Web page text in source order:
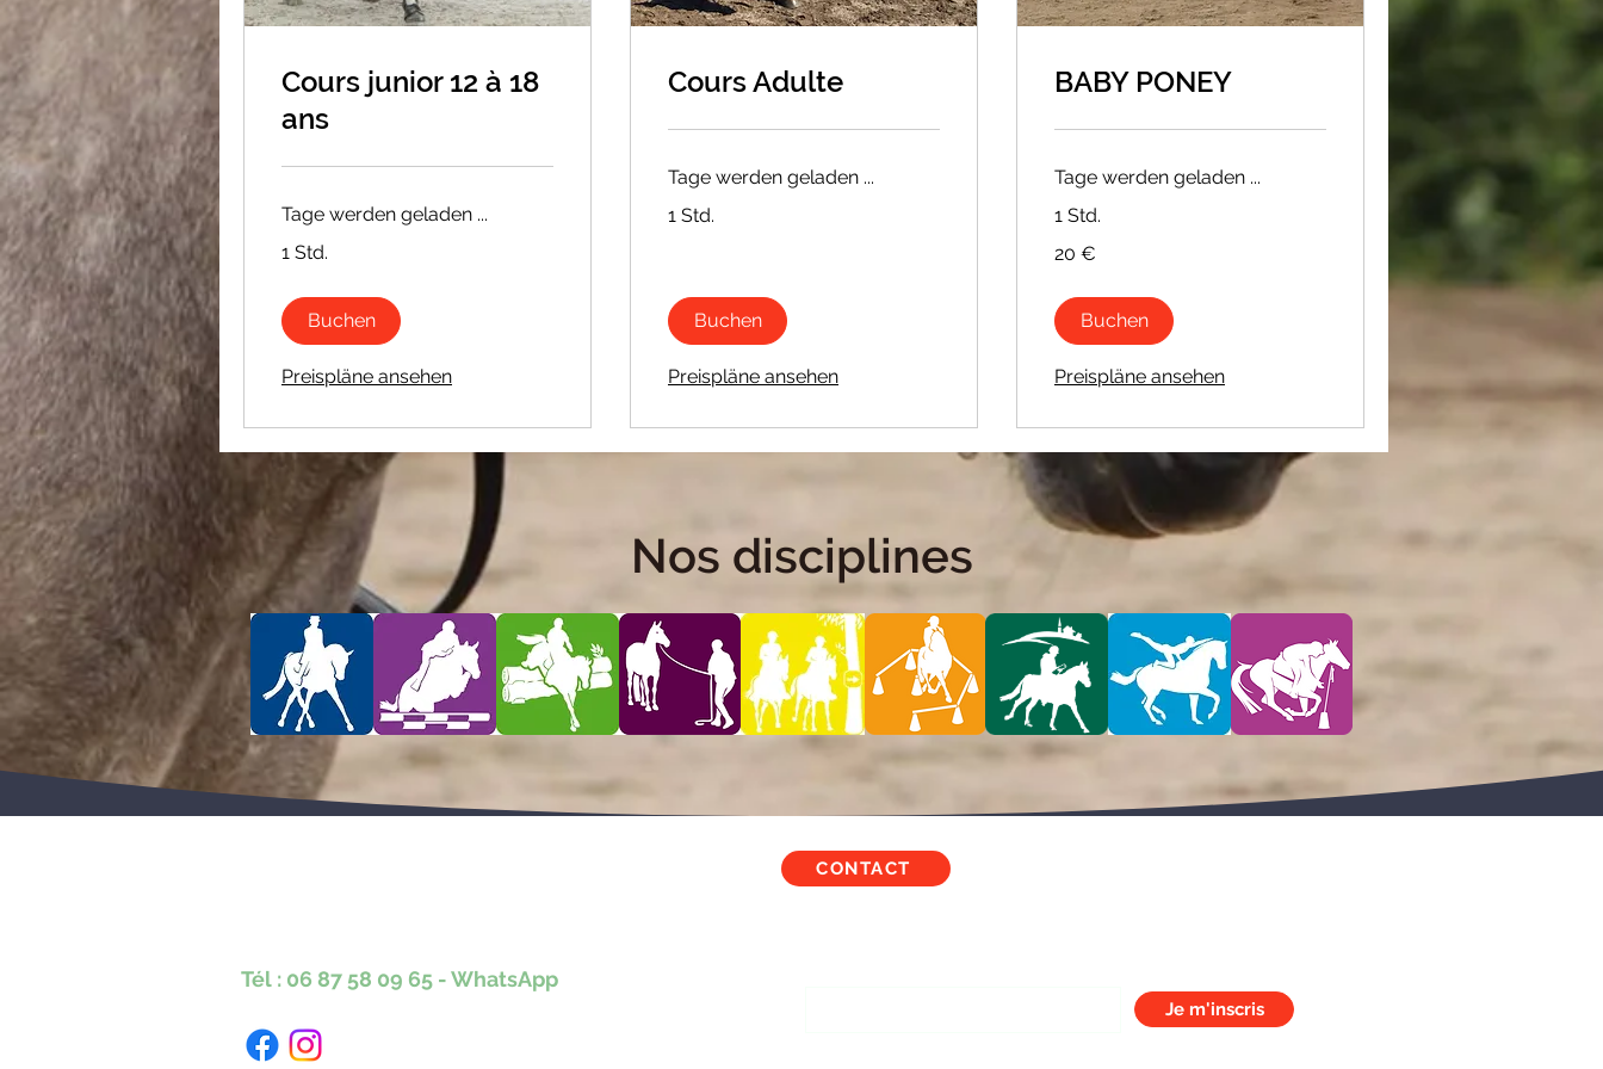
Cours junior 12 à 18
ans
Tage werden geladen ...
1 Std.
Buchen
Preispläne ansehen
Cours Adulte
Tage werden geladen ...
1 Std.
Buchen
Preispläne ansehen
BABY PONEY
Tage werden geladen ...
1 Std.
Euro
20 €
Buchen
Preispläne ansehen
Nos disciplines
Tél : 06 87 58 09 65 -WhatsApp
CONTACT
Je m'inscris